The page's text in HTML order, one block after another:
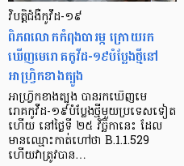
វិបត្តិជំងឺកូវីដ-១៩
ពិភពលោកកំពុងបារម្ភ ក្រោយរក
ឃើញមេរោគកូវីដ-១៩បំប្លែងថ្មីនៅ
អាហ្រ្វិកខាងត្បូង
អាហ្វ្រិកខាងត្បូង បានរកឃើញមេ
រោគកូវីដ-១៩បំប្លែងថ្មីមួយប្រទេសទៀត
ហើយ នៅថ្ងៃទី ២៥ វិច្ឆិកានេះ ដែល
មានឈ្មោះកាត់ហៅថា B.1.1.529
ហើយវាត្រូវបាន…